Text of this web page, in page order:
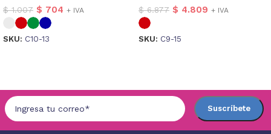
$1.007 $ 704 + IVA
SKU: C10-13
$6.877 $ 4.809 + IVA
SKU: C9-15